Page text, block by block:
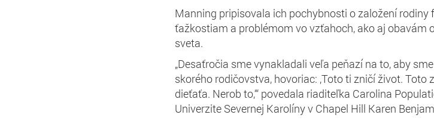
Manning pripisovala ich pochybnosti o založení rodiny
ťažkostiam a problémom vo vzťahoch, ako aj obavám
sveta.
„Desaťročia sme vynakladali veľa peňazí na to, aby
skorého rodičovstva, hovoriac: ‚Toto ti zničí život. Toto
dieťaťa. Nerob to,‘“ povedala riaditeľka Carolina
Univerzite Severnej Karolíny v Chapel Hill Karen